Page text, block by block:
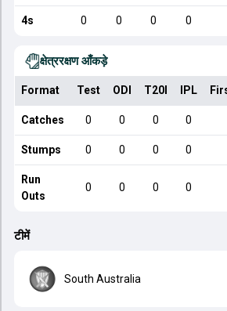
4s 0 0 0 0
क्षेत्ररक्षण आँकड़े
Format Test ODI T20I IPL
Catches 0 0 0 0
Stumps 0 0 0 0
Run
Outs
0 0 0 0
टीमें
South Australia